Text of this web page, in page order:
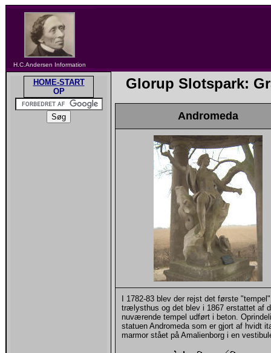
H.C.Andersen Information
HOME-START
OP
Glorup Slotspark:
Andromeda
I 1782-83 blev der rejst det første
trælysthus og det blev i 1867 erstattet af
nuværende tempel udført i beton.
statuen Andromeda som er gjort af hvidt
marmor stået på Amalienborg i en